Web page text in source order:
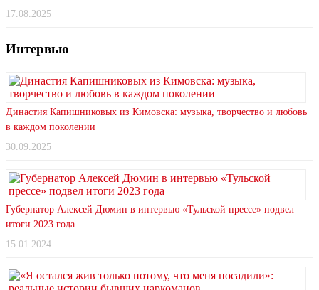
17.08.2025
Интервью
Династия Капишниковых из Кимовска: музыка, творчество и любовь
в каждом поколении
30.09.2025
Губернатор Алексей Дюмин в интервью «Тульской прессе» подвел
итоги 2023 года
15.01.2024